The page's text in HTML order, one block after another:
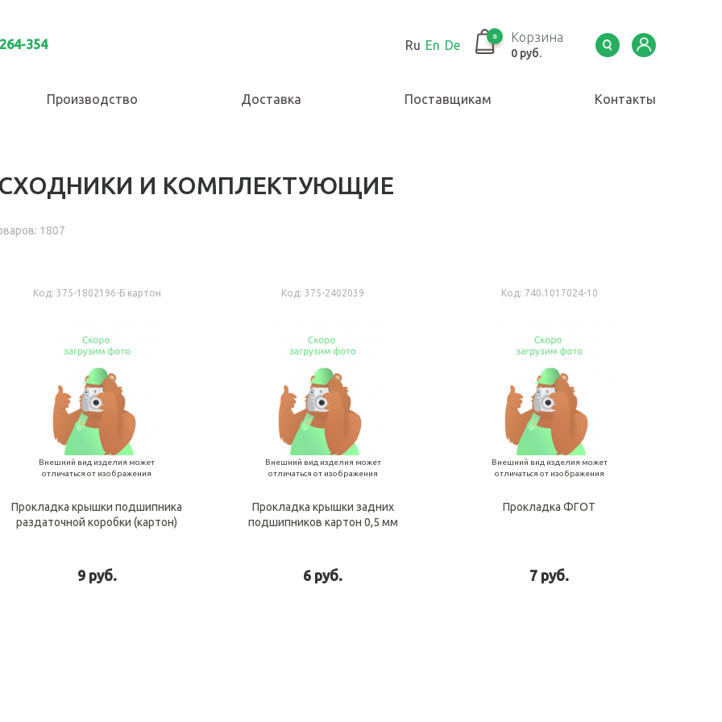
354 Ru En De
0 Корзина
0 руб.
Производство Доставка Поставщикам Контакты
И КОМПЛЕКТУЮЩИЕ
1807
Код: 375-1802196-Б картон
Внешний вид изделия может
отличаться от изображения
Прокладка крышки подшипника
раздаточной коробки (картон)
9 руб.
Код: 375-2402039
Внешний вид изделия может
отличаться от изображения
Прокладка крышки задних
подшипников картон 0,5 мм
6 руб.
Код: 740.1017024-10
Внешний вид изделия может
отличаться от изображения
Прокладка ФГОТ
7 руб.